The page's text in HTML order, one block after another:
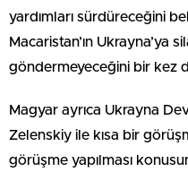
yardımları sürdüreceğini
Macaristan’ın Ukrayna’ya
göndermeyeceğini bir kez
Magyar ayrıca Ukrayna
Zelenskiy ile kısa bir
görüşme yapılması